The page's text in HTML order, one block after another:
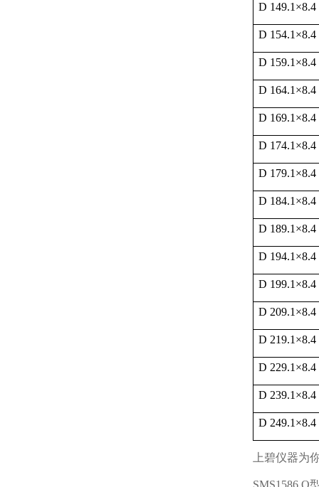
D 149.1 ×8.4
D 154.1 ×8.4
D 159.1 ×8.4
D 164.1 ×8.4
D 169.1 ×8.4
D 174.1 ×8.4
D 179.1 ×8.4
D 184.1 ×8.4
D 189.1 ×8.4
D 194.1 ×8.4
D 199.1 ×8.4
D 209.1 ×8.4
D 219.1 ×8.4
D 229.1 ×8.4
D 239.1 ×8.4
D 249.1 ×8.4
上碧仪器为
SMS1586 O